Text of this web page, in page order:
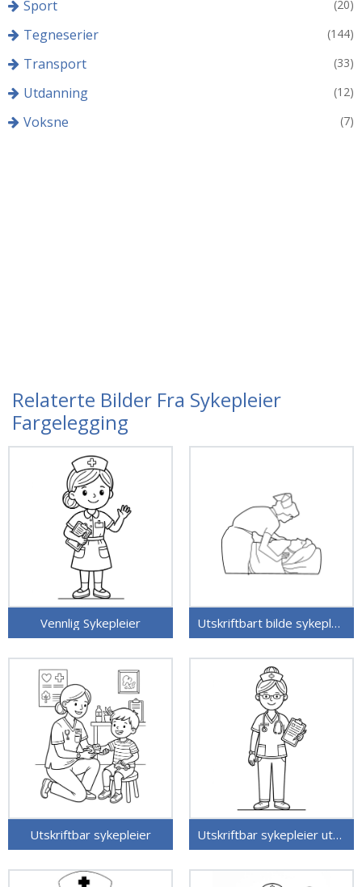
Sport (20)
Tegneserier (144)
Transport (33)
Utdanning (12)
Voksne (7)
Relaterte Bilder Fra Sykepleier
Fargelegging
Vennlig Sykepleier Utskriftbart bilde sykepleier
Utskriftbar sykepleier Utskriftbar sykepleier uten kostnad